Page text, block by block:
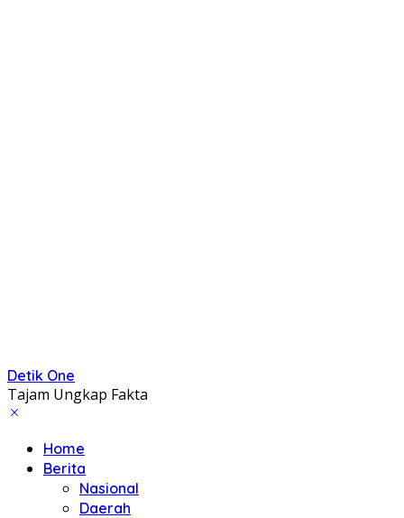
Detik One
Tajam Ungkap Fakta
Home
Berita
Nasional
Daerah